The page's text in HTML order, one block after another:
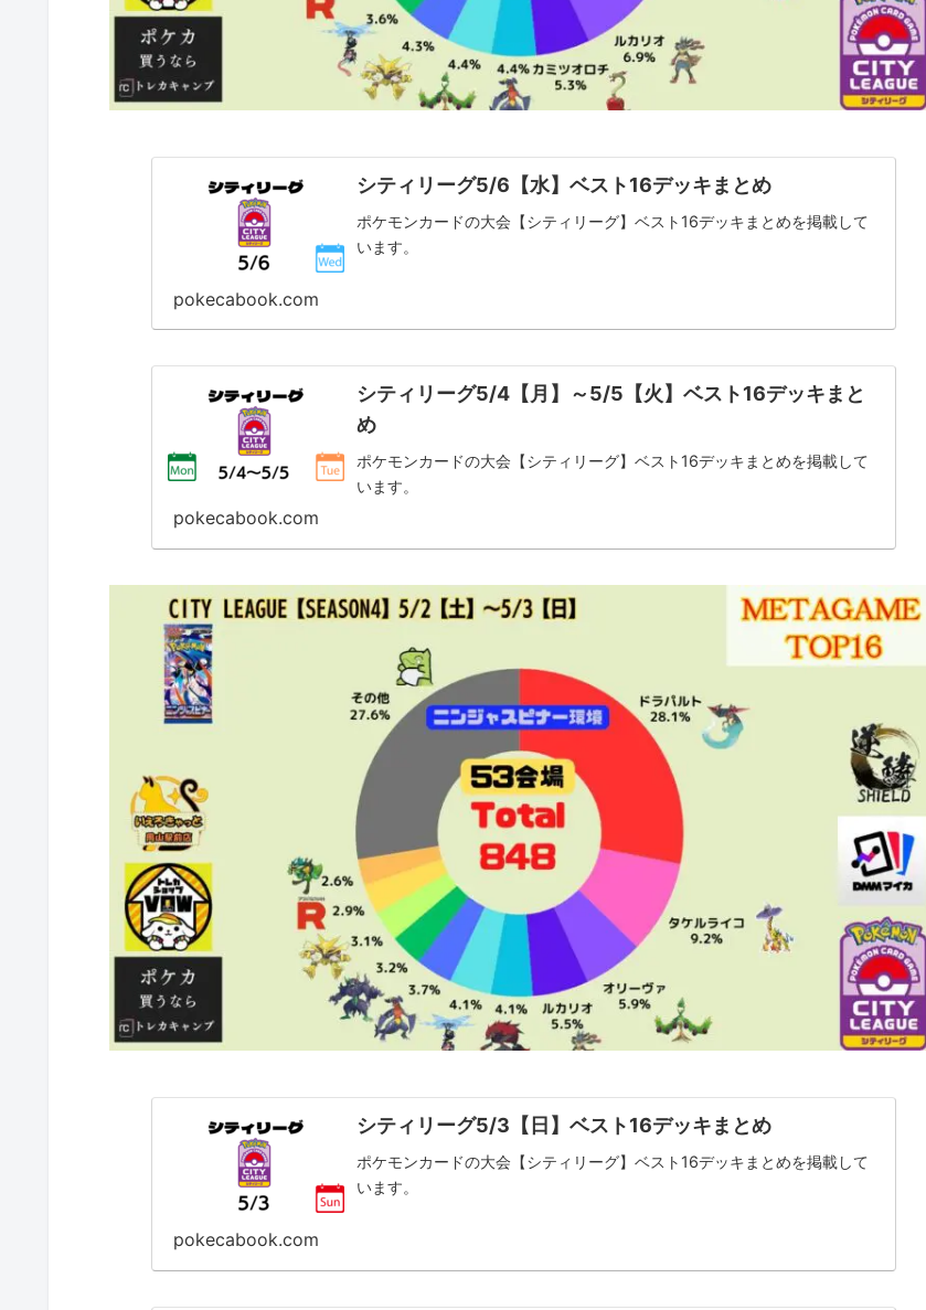
ロケット団の栄光環境
熱風のアリーナ環境
【2025年】シーズン3：1月～3月
シティリーグ5/6【水】ベスト16デッキまとめ
ポケモンカードの大会【シティリーグ】ベスト16デッキまとめを掲載して
います。
pokecabook.com
シティリーグ5/4【月】～5/5【火】ベスト16デッキまと
め
ポケモンカードの大会【シティリーグ】ベスト16デッキまとめを掲載して
います。
pokecabook.com
シティリーグ5/3【日】ベスト16デッキまとめ
ポケモンカードの大会【シティリーグ】ベスト16デッキまとめを掲載して
います。
pokecabook.com